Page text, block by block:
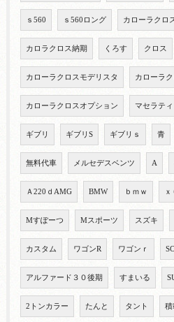
ｓ560 ｓ560ロング カローラクロ
カロラクロス納期 くろす クロス
カローラクロスモデリスタ カローラ
カローラクロスオプション マセラティ
ギブリ ギブリS ギブリｓ 青
無料代車 メルセデスベンツ A
Ａ220ｄAMG BMW ｂｍｗ ｘ
Mすぽーつ Mスポーツ スズキ
カスタム ワゴンR ワゴンｒ SC
アルファード３０後期 すまいる
2トンカラー たんと タント 積